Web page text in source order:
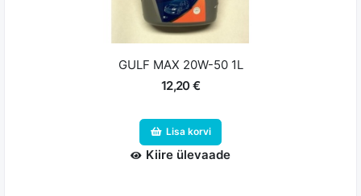
GULF MAX 20W-50 1L
12,20 €
Lisa korvi
Kiire ülevaade